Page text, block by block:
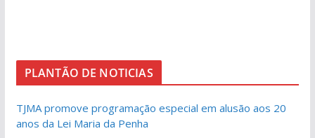
PLANTÃO DE NOTICIAS
TJMA promove programação especial em alusão aos 20
anos da Lei Maria da Penha